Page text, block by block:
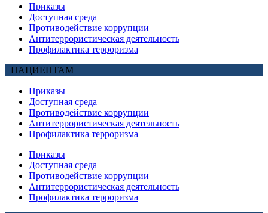
Приказы
Доступная среда
Противодействие коррупции
Антитеррористическая деятельность
Профилактика терроризма
ПАЦИЕНТАМ
Приказы
Доступная среда
Противодействие коррупции
Антитеррористическая деятельность
Профилактика терроризма
Приказы
Доступная среда
Противодействие коррупции
Антитеррористическая деятельность
Профилактика терроризма